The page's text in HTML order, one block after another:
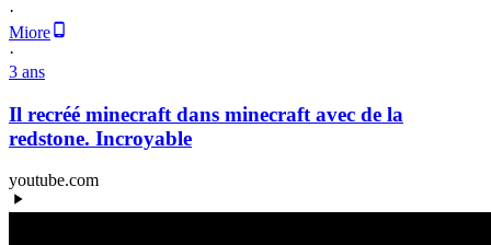
·
Miore
·
3 ans
Il recréé minecraft dans minecraft avec de la
redstone. Incroyable
youtube.com